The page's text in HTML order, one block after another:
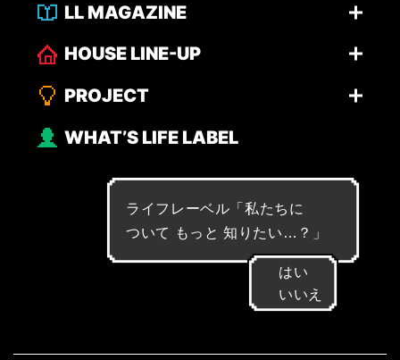
LL MAGAZINE
HOUSE LINE-UP
PROJECT
WHAT’S LIFE LABEL
ライフレーベル「私たち に
ついて も っ と 知 り た い … ？ 」
はい
いいえ